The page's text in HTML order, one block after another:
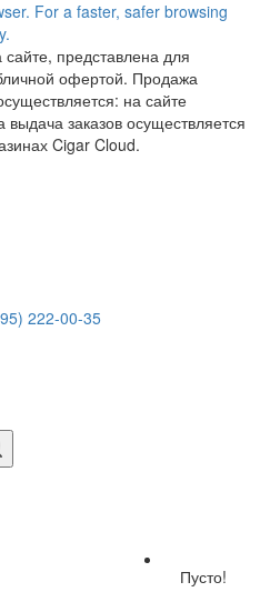
представлена для
офертой. Продажа
на сайте
заказов осуществляется
Cigar Cloud.
222-00-35
Пусто!